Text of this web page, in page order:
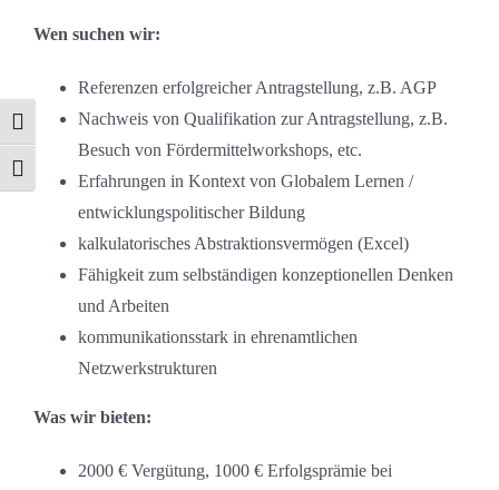
Umschalten auf hohe Kontraste
Schrift vergrößern
Wen suchen wir:
Referenzen erfolgreicher Antragstellung, z.B. AGP
Nachweis von Qualifikation zur Antragstellung, z.B.
Besuch von Fördermittelworkshops, etc.
Erfahrungen in Kontext von Globalem Lernen /
entwicklungspolitischer Bildung
kalkulatorisches Abstraktionsvermögen (Excel)
Fähigkeit zum selbständigen konzeptionellen Denken
und Arbeiten
kommunikationsstark in ehrenamtlichen
Netzwerkstrukturen
Was wir bieten:
2000 € Vergütung, 1000 € Erfolgsprämie bei